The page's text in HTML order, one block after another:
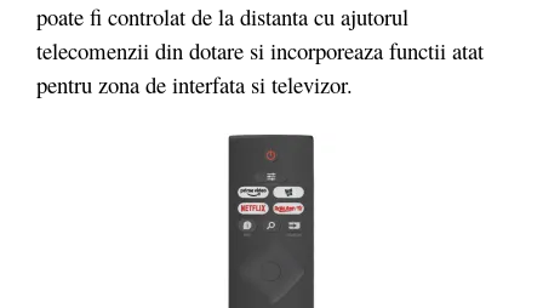
poate fi controlat de la distanta cu ajutorul
telecomenzii din dotare si incorporeaza functii atat
pentru zona de interfata si televizor.